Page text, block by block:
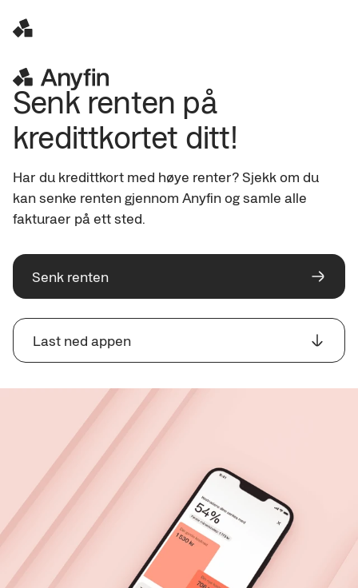
Senk renten på
kredittkortet ditt!
Har du kredittkort med høye renter? Sjekk om du
kan senke renten gjennom Anyfin og samle alle
fakturaer på ett sted.
Senk renten
Last ned appen